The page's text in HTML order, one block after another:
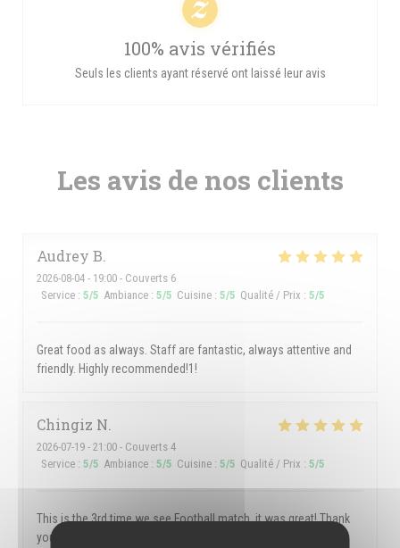
Les avis de nos clients
Audrey B
2026-08-04 - 19:00 - Couverts 6
Service : 5/5 Ambiance : 5/5 Cuisine : 5/5 Qualité / Prix : 5/5
Great food as always. Staff are fantastic, always attentive and
friendly. Highly recommended!1!
Chingiz N
2026-07-19 - 21:00 - Couverts 4
Service : 5/5 Ambiance : 5/5 Cuisine : 5/5 Qualité / Prix : 5/5
This is the 3rd time we see Football match, it was great! Thank
you! Good atmosphere, good food and very gentle and kind
100% avis vérifiés
Seuls les clients ayant réservé ont laissé leur avis